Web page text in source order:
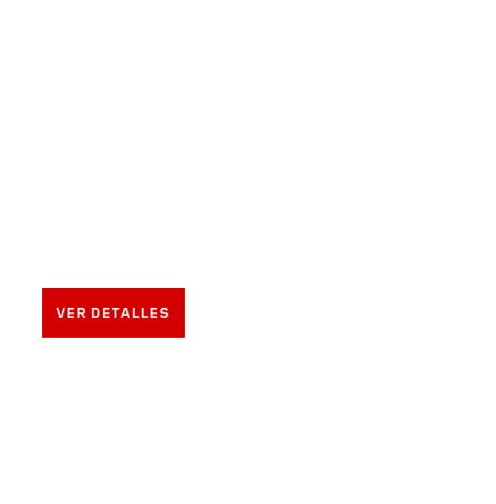
VER DETALLES